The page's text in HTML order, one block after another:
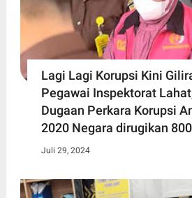
Lagi Lagi Korupsi Kini
Pegawai Inspektorat
Dugaan Perkara Korupsi
2020 Negara dirugikan
Juli 29, 2024